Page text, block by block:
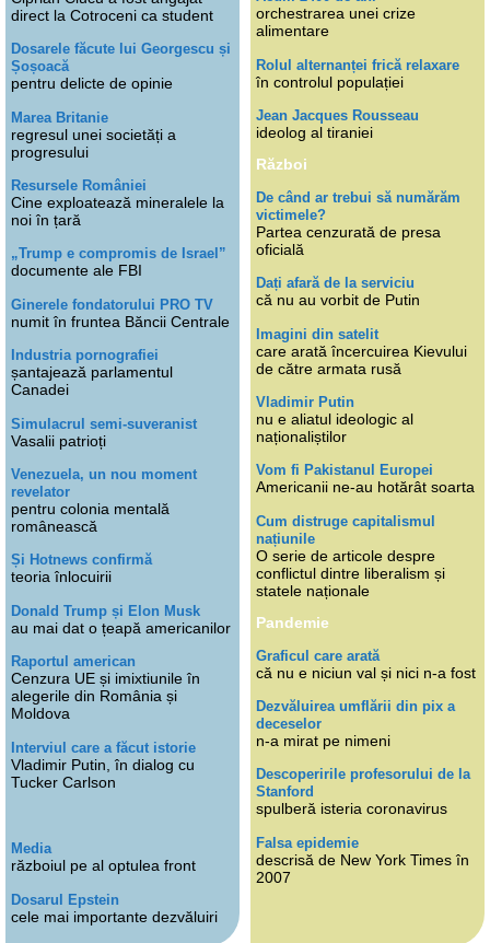
direct la Cotroceni ca student
Dosarele făcute lui Georgescu și
Șoșoacă
pentru delicte de opinie
Marea Britanie
regresul unei societăți a
progresului
Resursele României
Cine exploatează mineralele la
noi în țară
„Trump e compromis de Israel”
documente ale FBI
Ginerele fondatorului PRO TV
numit în fruntea Băncii Centrale
Industria pornografiei
șantajează parlamentul
Canadei
Simulacrul semi-suveranist
Vasalii patrioți
Venezuela, un nou moment
revelator
pentru colonia mentală
românească
Și Hotnews confirmă
teoria înlocuirii
Donald Trump și Elon Musk
au mai dat o țeapă americanilor
Raportul american
Cenzura UE și imixtiunile în
alegerile din România și
Moldova
Interviul care a făcut istorie
Vladimir Putin, în dialog cu
Tucker Carlson
Media
războiul pe al optulea front
Dosarul Epstein
cele mai importante dezvăluiri
orchestrarea unei crize
alimentare
Rolul alternanței frică relaxare
în controlul populației
Jean Jacques Rousseau
ideolog al tiraniei
Război
De când ar trebui să numărăm
victimele?
Partea cenzurată de presa
oficială
Dați afară de la serviciu
că nu au vorbit de Putin
Imagini din satelit
care arată încercuirea Kievului
de către armata rusă
Vladimir Putin
nu e aliatul ideologic al
naționaliștilor
Vom fi Pakistanul Europei
Americanii ne-au hotărât soarta
Cum distruge capitalismul
națiunile
O serie de articole despre
conflictul dintre liberalism și
statele naționale
Pandemie
Graficul care arată
că nu e niciun val și nici n-a fost
Dezvăluirea umflării din pix a
deceselor
n-a mirat pe nimeni
Descoperirile profesorului de la
Stanford
spulberă isteria coronavirus
Falsa epidemie
descrisă de New York Times în
2007